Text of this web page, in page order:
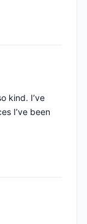
kind. I’ve
I’ve been